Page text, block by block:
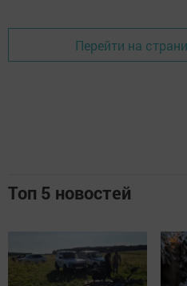
Перейти на
Топ 5 новостей